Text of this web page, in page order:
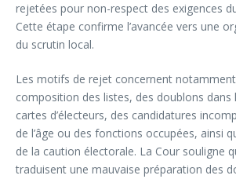
rejetées pour non-respect des exigences
Cette étape confirme l’avancée vers une
du scrutin local.
Les motifs de rejet concernent
composition des listes, des doublons dans
cartes d’électeurs, des candidatures
de l’âge ou des fonctions occupées, ainsi
de la caution électorale. La Cour souligne
traduisent une mauvaise préparation des